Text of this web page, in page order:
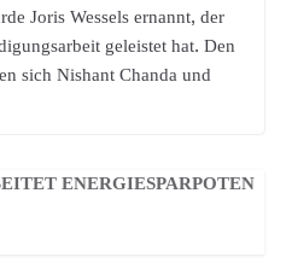
Joris Wessels ernannt, der
geleistet hat. Den
sich Nishant Chanda und
ENERGIESPARPOTEN